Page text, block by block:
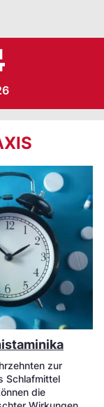
zur
Schlafmittel
die